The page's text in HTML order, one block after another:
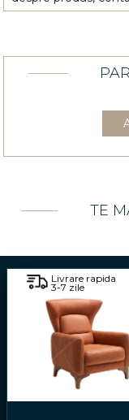
TE
Livrare rapida
3-7 zile